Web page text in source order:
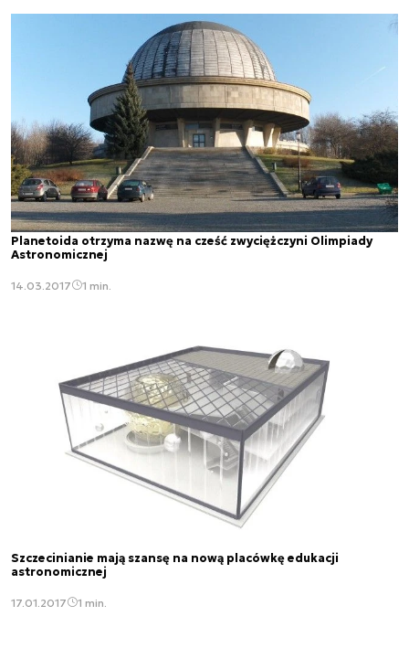
Planetoida otrzyma nazwę na cześć zwyciężczyni Olimpiady
Astronomicznej
14.03.2017 1 min.
Szczecinianie mają szansę na nową placówkę edukacji
astronomicznej
17.01.2017 1 min.